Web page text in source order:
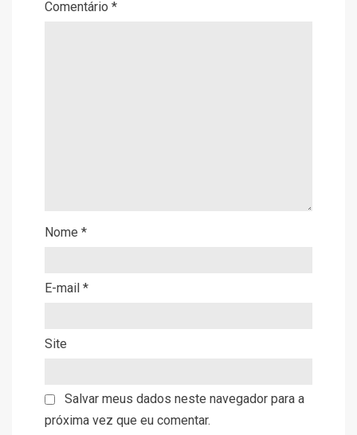
Comentário *
Nome *
E-mail *
Site
Salvar meus dados neste navegador para a
próxima vez que eu comentar.